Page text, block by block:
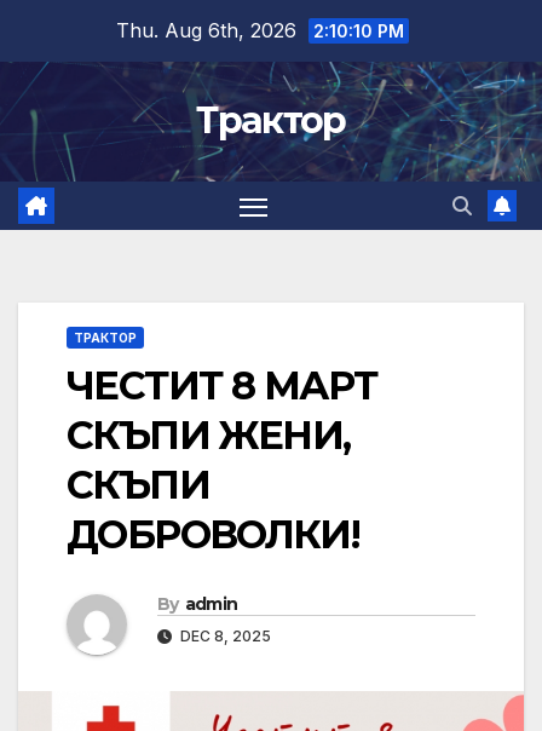
content
Thu. Aug 6th, 2026 2:10:11 PM
Трактор
ТРАКТОР
ЧЕСТИТ 8 МАРТ
СКЪПИ ЖЕНИ,
СКЪПИ
ДОБРОВОЛКИ!
By admin
DEC 8, 2025